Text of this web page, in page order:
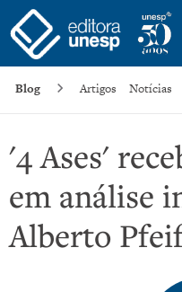
Blog Artigos Notícias
'4 Ases'
em análise
Alberto